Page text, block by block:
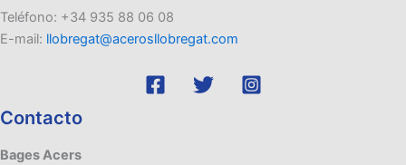
Teléfono: +34 935 88 06 08
E-mail: llobregat@acerosllobregat.com
Contacto
Bages Acers